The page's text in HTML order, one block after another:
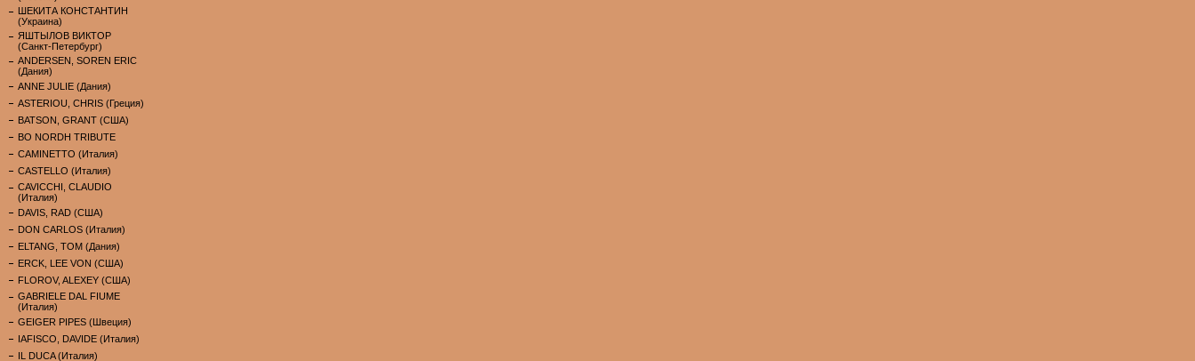
ШЕКИТА КОНСТАНТИН
(Украина)
ЯШТЫЛОВ ВИКТОР
(Санкт-Петербург)
ANDERSEN, SOREN ERIC
(Дания)
ANNE JULIE (Дания)
ASTERIOU, CHRIS (Греция)
BATSON, GRANT (США)
BO NORDH TRIBUTE
CAMINETTO (Италия)
CASTELLO (Италия)
CAVICCHI, CLAUDIO
(Италия)
DAVIS, RAD (США)
DON CARLOS (Италия)
ELTANG, TOM (Дания)
ERCK, LEE VON (США)
FLOROV, ALEXEY (США)
GABRIELE DAL FIUME
(Италия)
GEIGER PIPES (Швеция)
IAFISCO, DAVIDE (Италия)
IL DUCA (Италия)